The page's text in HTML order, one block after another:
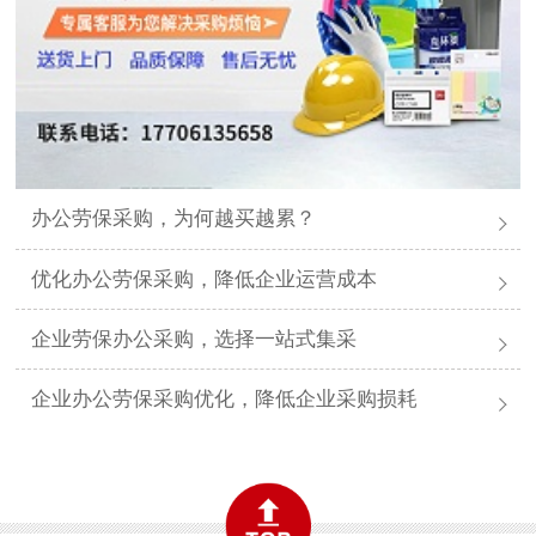
办公劳保采购，为何越买越累？
优化办公劳保采购，降低企业运营成本
企业劳保办公采购，选择一站式集采
企业办公劳保采购优化，降低企业采购损耗